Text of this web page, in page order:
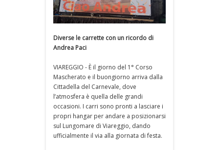
Diverse le carrette con un ricordo di
Andrea Paci
VIAREGGIO - È il giorno del 1° Corso
Mascherato e il buongiorno arriva dalla
Cittadella del Carnevale, dove
l’atmosfera è quella delle grandi
occasioni. I carri sono pronti a lasciare i
propri hangar per andare a posizionarsi
sul Lungomare di Viareggio, dando
ufficialmente il via alla giornata di festa.